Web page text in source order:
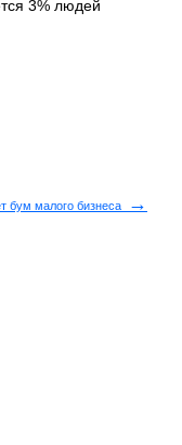
3% людей
бум малого бизнеса →